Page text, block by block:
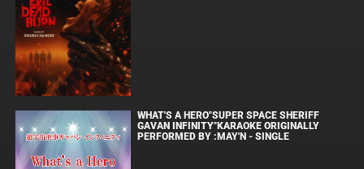
WHAT'S A HERO"SUPER SPACE SHERIFF
GAVAN INFINITY"KARAOKE ORIGINALLY
PERFORMED BY :MAY'N - SINGLE